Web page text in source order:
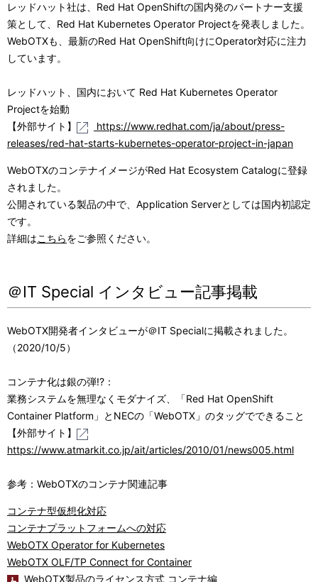
レッドハット社は、Red Hat OpenShiftの国内発のパートナー支援
策として、Red Hat Kubernetes Operator Projectを発表しました。
WebOTXも、最新のRed Hat OpenShift向けにOperator対応に注力
しています。
レッドハット、国内において Red Hat Kubernetes Operator
Projectを始動
【外部サイト】
https://www.redhat.com/ja/about/press-
releases/red-hat-starts-kubernetes-operator-project-in-japan
WebOTXのコンテナイメージがRed Hat Ecosystem Catalogに登録
されました。
公開されている製品の中で、Application Serverとしては国内初認定
です。
詳細はこちらをご参照ください。
＠IT Special インタビュー記事掲載
WebOTX開発者インタビューが＠IT Specialに掲載されました。
（2020/10/5）
コンテナ化は銀の弾!?：
業務システムを無理なくモダナイズ、「Red Hat OpenShift
Container Platform」とNECの「WebOTX」のタッグでできること
【外部サイト】
https://www.atmarkit.co.jp/ait/articles/2010/01/news005.html
参考：WebOTXのコンテナ関連記事
コンテナ型仮想化対応
コンテナプラットフォームへの対応
WebOTX Operator for Kubernetes
WebOTX OLF/TP Connect for Container
WebOTX製品のライセンス方式 コンテナ編